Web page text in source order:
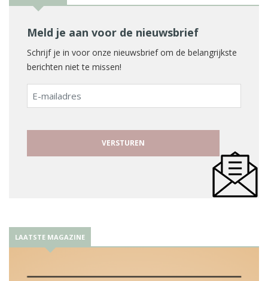
Meld je aan voor de nieuwsbrief
Schrijf je in voor onze nieuwsbrief om de belangrijkste
berichten niet te missen!
E-
mailadres
LAATSTE MAGAZINE